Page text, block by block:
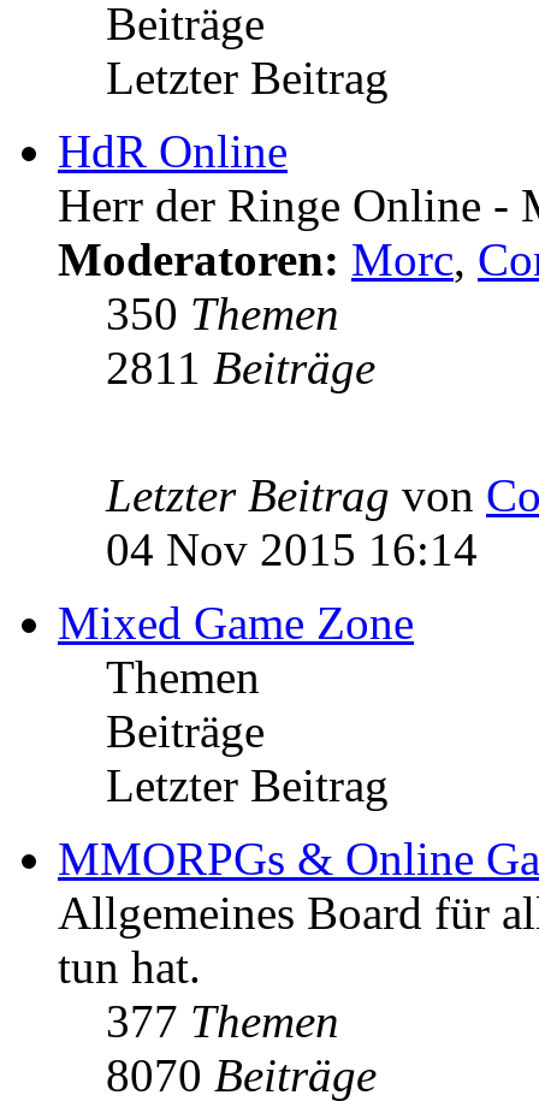
Beiträge
Letzter Beitrag
HdR Online
Herr der Ringe Online -
Moderatoren: Morc,
350 Themen
2811 Beiträge
Letzter Beitrag von
04 Nov 2015 16:14
Mixed Game Zone
Themen
Beiträge
Letzter Beitrag
MMORPGs & Online
Allgemeines Board für
tun hat.
377 Themen
8070 Beiträge